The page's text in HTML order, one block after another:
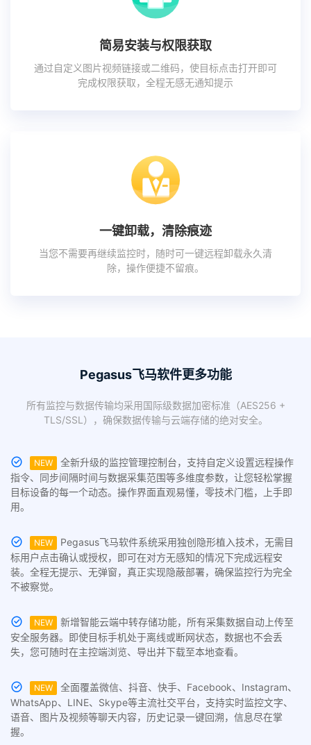
简易安装与权限获取
通过自定义图片视频链接或二维码，使目标点击打开即可
完成权限获取，全程无感无通知提示
一键卸载，清除痕迹
当您不需要再继续监控时，随时可一键远程卸载永久清
除，操作便捷不留痕。
Pegasus飞马软件更多功能
所有监控与数据传输均采用国际级数据加密标准（AES256 +
TLS/SSL），确保数据传输与云端存储的绝对安全。
NEW
全新升级的监控管理控制台，支持自定义设置远程操作
指令、同步间隔时间与数据采集范围等多维度参数，让您轻松掌握
目标设备的每一个动态。操作界面直观易懂，零技术门槛，上手即
用。
NEW
Pegasus飞马软件系统采用独创隐形植入技术，无需目
标用户点击确认或授权，即可在对方无感知的情况下完成远程安
装。全程无提示、无弹窗，真正实现隐蔽部署，确保监控行为完全
不被察觉。
NEW
新增智能云端中转存储功能，所有采集数据自动上传至
安全服务器。即使目标手机处于离线或断网状态，数据也不会丢
失，您可随时在主控端浏览、导出并下载至本地查看。
NEW
全面覆盖微信、抖音、快手、Facebook、Instagram、
WhatsApp、LINE、Skype等主流社交平台，支持实时监控文字、
语音、图片及视频等聊天内容，历史记录一键回溯，信息尽在掌
握。